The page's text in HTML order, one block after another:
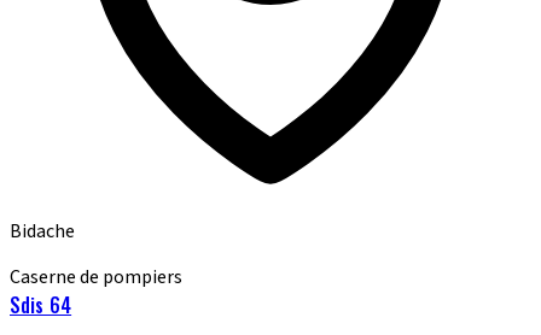
Bidache
Caserne de pompiers
Sdis 64